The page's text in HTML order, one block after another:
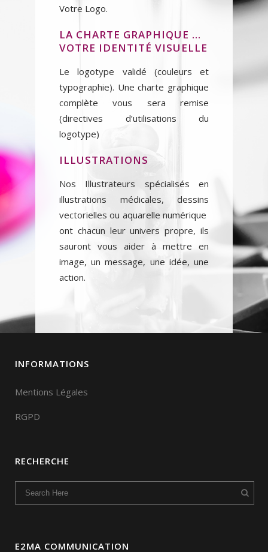
Votre Logo.
LA CHARTE GRAPHIQUE …
VOTRE IDENTITÉ VISUELLE
Le logotype validé (couleurs et
typographie). Une charte graphique
complète vous sera remise
(directives d’utilisations du
logotype)
ILLUSTRATIONS
Nos Illustrateurs spécialisés en
illustrations médicales, dessins
vectorielles ou aquarelle numérique
ont chacun leur univers propre, ils
sauront vous aider à mettre en
image, un message, une idée, une
action.
INFORMATIONS
Mentions Légales
RGPD
RECHERCHE
E2MA COMMUNICATION